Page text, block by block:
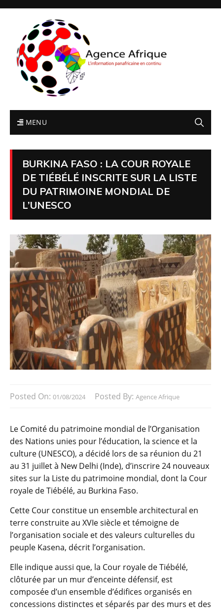
MENU
BURKINA FASO : LA COUR ROYALE
DE TIÉBÉLÉ INSCRITE SUR LA LISTE
DU PATRIMOINE MONDIAL DE
L’UNESCO
Posted On: 01/08/2024 Posted By: Agence Afrique
Le Comité du patrimoine mondial de l’Organisation
des Nations unies pour l’éducation, la science et la
culture (UNESCO), a décidé lors de sa réunion du 21
au 31 juillet à New Delhi (Inde), d’inscrire 24 nouveaux
sites sur la Liste du patrimoine mondial, dont la Cour
royale de Tiébélé, au Burkina Faso.
Cette Cour constitue un ensemble architectural en
terre construite au XVIe siècle et témoigne de
l’organisation sociale et des valeurs culturelles du
peuple Kasena, décrit l’organisation.
Elle indique aussi que, la Cour royale de Tiébélé,
clôturée par un mur d’enceinte défensif, est
composée d’un ensemble d’édifices organisés en
concessions distinctes et séparés par des murs et des